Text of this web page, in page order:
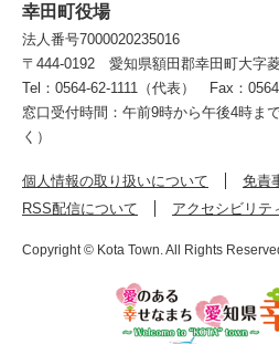
幸田町役場
法人番号7000020235016
〒444-0192
愛知県額田郡幸田町大字
Tel：0564-62-1111（代表）
Fax：
窓口受付時間：午前9時から午後4時ま
く）
個人情報の取り扱いについて
免責
RSS配信について
アクセシビリテ
Copyright © Kota Town. All Rights